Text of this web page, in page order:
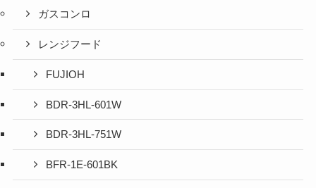
ガスコンロ
レンジフード
FUJIOH
BDR-3HL-601W
BDR-3HL-751W
BFR-1E-601BK